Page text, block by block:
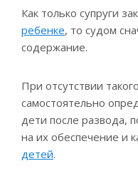
Как только супруги
ребенке, то судом
содержание.
При отсутствии
самостоятельно
дети после развода,
на их обеспечение и
детей.